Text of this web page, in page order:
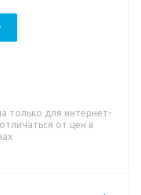
вкус воды.
Помогает при
ежедневно в
чистотой и
только для интернет-
от цен в